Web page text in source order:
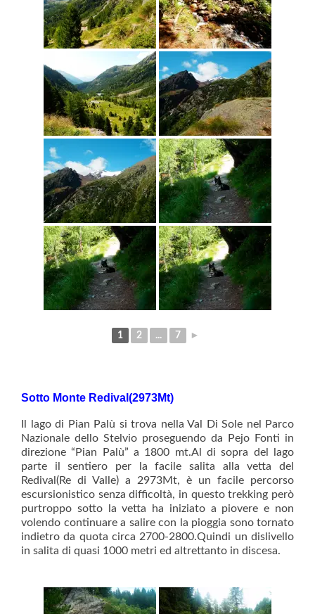
1 2 ... 7 ►
Sotto Monte Redival(2973Mt)
Il lago di Pian Palù si trova nella Val Di Sole nel Parco
Nazionale dello Stelvio proseguendo da Pejo Fonti in
direzione “Pian Palù” a 1800 mt.Al di sopra del lago
parte il sentiero per la facile salita alla vetta del
Redival(Re di Valle) a 2973Mt, è un facile percorso
escursionistico senza difficoltà, in questo trekking però
purtroppo sotto la vetta ha iniziato a piovere e non
volendo continuare a salire con la pioggia sono tornato
indietro da quota circa 2700-2800.Quindi un dislivello
in salita di quasi 1000 metri ed altrettanto in discesa.